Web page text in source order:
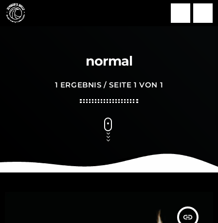
normal
1 ERGEBNIS / SEITE 1 VON 1
insert_link